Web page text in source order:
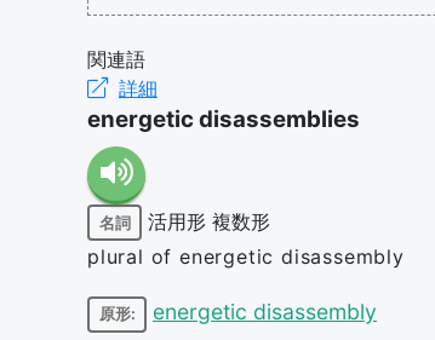
関連語
詳細
energetic disassemblies
名詞 活用形 複数形
plural of energetic disassembly
原形: energetic disassembly